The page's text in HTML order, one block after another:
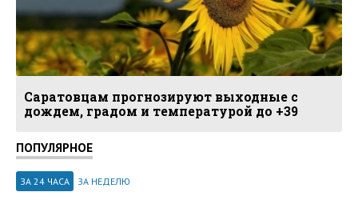
Саратовцам прогнозируют выходные с
дождем, градом и температурой до +39
ПОПУЛЯРНОЕ
ЗА 24 ЧАСА ЗА НЕДЕЛЮ